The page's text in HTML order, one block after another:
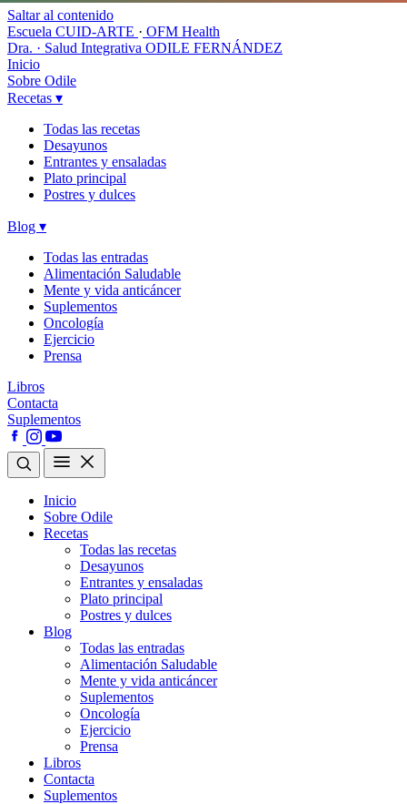
Saltar al contenido
Escuela CUID-ARTE · OFM Health
Dra. · Salud Integrativa ODILE FERNÁNDEZ
Inicio
Sobre Odile
Recetas ▾
Todas las recetas
Desayunos
Entrantes y ensaladas
Plato principal
Postres y dulces
Blog ▾
Todas las entradas
Alimentación Saludable
Mente y vida anticáncer
Suplementos
Oncología
Ejercicio
Prensa
Libros
Contacta
Suplementos
Inicio
Sobre Odile
Recetas
Todas las recetas
Desayunos
Entrantes y ensaladas
Plato principal
Postres y dulces
Blog
Todas las entradas
Alimentación Saludable
Mente y vida anticáncer
Suplementos
Oncología
Ejercicio
Prensa
Libros
Contacta
Suplementos